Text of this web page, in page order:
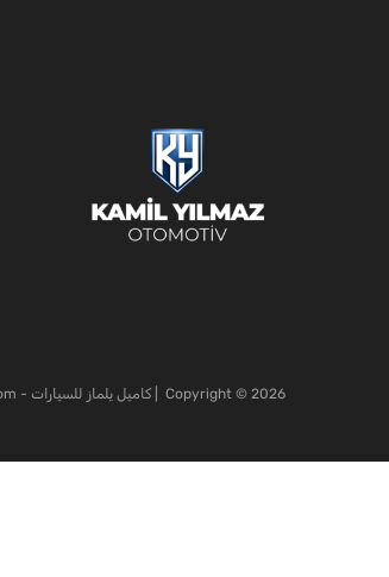
Copyright © 2026 | كاميل يلماز للسيارات - fordcargoparca.com